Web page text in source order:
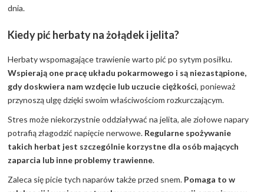
dnia.
Kiedy pić herbaty na żołądek i jelita?
Herbaty wspomagające trawienie warto pić po sytym posiłku.
Wspierają one pracę układu pokarmowego i są niezastąpione,
gdy doskwiera nam wzdęcie lub uczucie ciężkości, ponieważ
przynoszą ulgę dzięki swoim właściwościom rozkurczającym.
Stres może niekorzystnie oddziaływać na jelita, ale ziołowe napary
potrafią złagodzić napięcie nerwowe. Regularne spożywanie
takich herbat jest szczególnie korzystne dla osób mających
zaparcia lub inne problemy trawienne.
Zaleca się picie tych naparów także przed snem. Pomaga to w